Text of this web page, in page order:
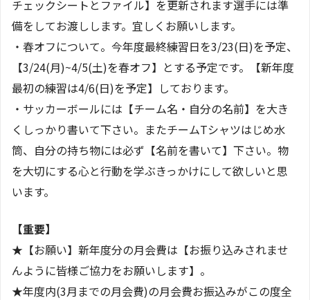
チェックシートとファイル】を更新されます選手には準
備をしてお渡しします。宜しくお願いします。
・春オフについて。今年度最終練習日を3/23(日)を予定、
【3/24(月)~4/5(土)を春オフ】とする予定です。【新年度
最初の練習は4/6(日)を予定】しております。
・サッカーボールには【チーム名・自分の名前】を大き
くしっかり書いて下さい。またチームTシャツはじめ水
筒、自分の持ち物には必ず【名前を書いて】下さい。物
を大切にする心と行動を学ぶきっかけにして欲しいと思
います。
【重要】
★【お願い】新年度分の月会費は【お振り込みされませ
んように皆様ご協力をお願いします】。
★年度内(3月までの月会費)の月会費お振込みがこの度全